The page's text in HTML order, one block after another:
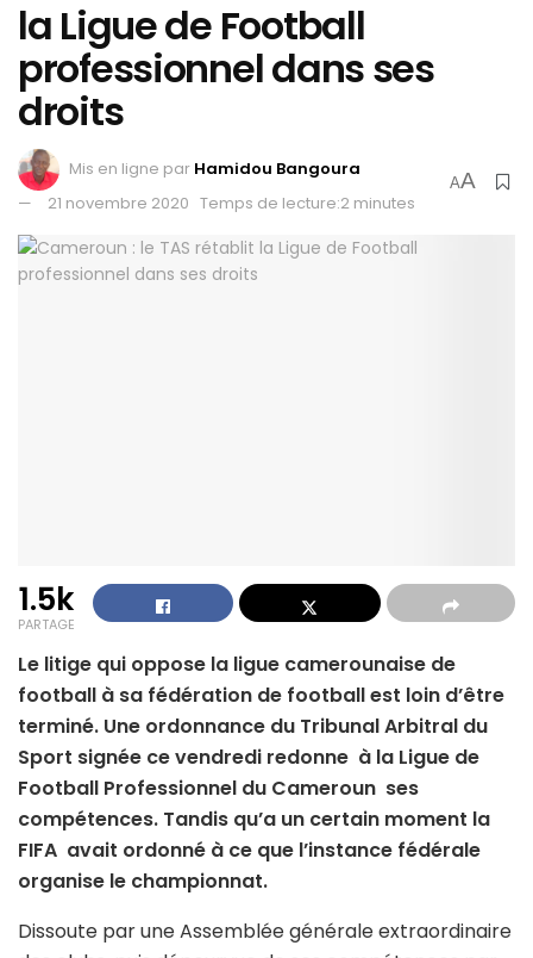
la Ligue de Football
professionnel dans ses
droits
Mis en ligne par Hamidou Bangoura
21 novembre 2020 Temps de lecture:2 minutes
AA
1.5k
PARTAGE
Le litige qui oppose la ligue camerounaise de
football à sa fédération de football est loin d’être
terminé. Une ordonnance du Tribunal Arbitral du
Sport signée ce vendredi redonne à la Ligue de
Football Professionnel du Cameroun ses
compétences. Tandis qu’a un certain moment la
FIFA avait ordonné à ce que l’instance fédérale
organise le championnat.
Dissoute par une Assemblée générale extraordinaire